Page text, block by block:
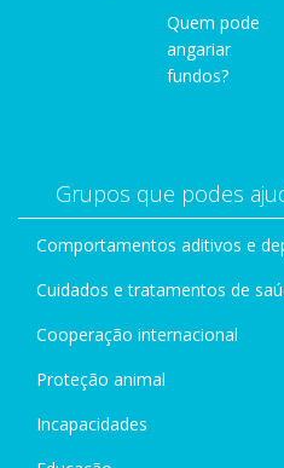
Quem pode
angariar
fundos?
Grupos que podes
Comportamentos aditivos e
Cuidados e tratamentos de
Cooperação internacional
Proteção animal
Incapacidades